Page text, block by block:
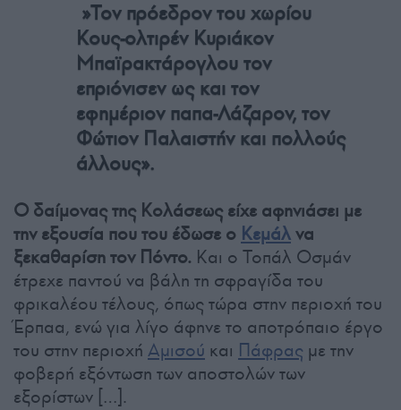
»Τον πρόεδρον του χωρίου
Κους-ολτιρέν Κυριάκον
Μπαϊρακτάρογλου τον
επριόνισεν ως και τον
εφημέριον παπα-Λάζαρον, τον
Φώτιον Παλαιστήν και πολλούς
άλλους».
Ο δαίμονας της Κολάσεως είχε αφηνιάσει με
την εξουσία που του έδωσε ο Κεμάλνα
ξεκαθαρίση τον Πόντο. Και ο Τοπάλ Οσμάν
έτρεχε παντού να βάλη τη σφραγίδα του
φρικαλέου τέλους, όπως τώρα στην περιοχή του
Έρπαα, ενώ για λίγο άφηνε το αποτρόπαιο έργο
του στην περιοχή Αμισού και Πάφρας με την
φοβερή εξόντωση των αποστολών των
εξορίστων […].